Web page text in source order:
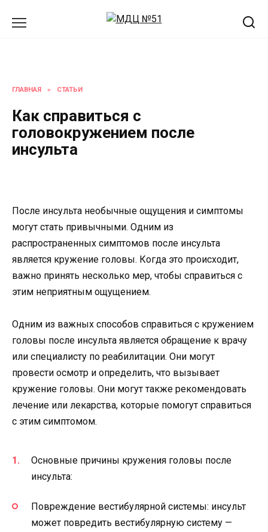
ГЛАВНАЯ » СТАТЬИ
Как справиться с
головокружением после
инсульта
После инсульта необычные ощущения и симптомы
могут стать привычными. Одним из
распространенных симптомов после инсульта
является кружение головы. Когда это происходит,
важно принять несколько мер, чтобы справиться с
этим неприятным ощущением.
Одним из важных способов справиться с кружением
головы после инсульта является обращение к врачу
или специалисту по реабилитации. Они могут
провести осмотр и определить, что вызывает
кружение головы. Они могут также рекомендовать
лечение или лекарства, которые помогут справиться
с этим симптомом.
Основные причины кружения головы после
инсульта:
Повреждение вестибулярной системы: инсульт
может повредить вестибулярную систему —